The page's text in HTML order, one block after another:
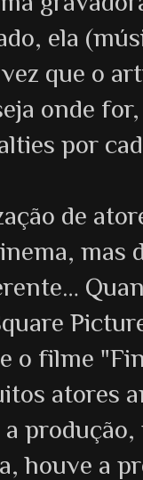
ela
que o
onde
por
de
mas
o filme
atores
houve a